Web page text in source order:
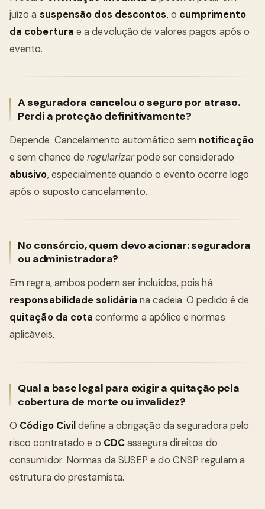
juízo a suspensão dos descontos, o cumprimento
da cobertura e a devolução de valores pagos após o
evento.
A seguradora cancelou o seguro por atraso.
Perdi a proteção definitivamente?
Depende. Cancelamento automático sem notificação
e sem chance deregularizarpode ser considerado
abusivo, especialmente quando o evento ocorre logo
após o suposto cancelamento.
No consórcio, quem devo acionar: seguradora
ou administradora?
Em regra, ambos podem ser incluídos, pois há
responsabilidade solidária na cadeia. O pedido é de
quitação da cota conforme a apólice e normas
aplicáveis.
Qual a base legal para exigir a quitação pela
cobertura de morte ou invalidez?
O Código Civildefine a obrigação da seguradora pelo
risco contratado e o CDCassegura direitos do
consumidor. Normas da SUSEP e do CNSP regulam a
estrutura do prestamista.